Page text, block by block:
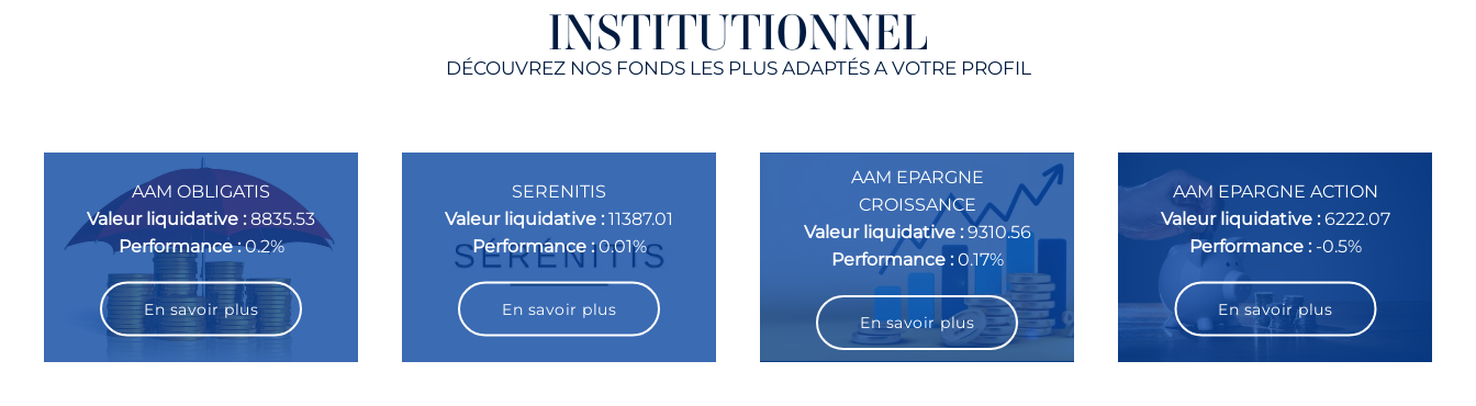
INSTITUTIONNEL
DÉCOUVREZ NOS FONDS LES PLUS ADAPTÉS A VOTRE PROFIL
AAM OBLIGATIS
Valeur liquidative : 8835.53
Performance : 0.2%
En savoir plus
SERENITIS
Valeur liquidative : 11387.01
Performance : 0.01%
En savoir plus
AAM EPARGNE
CROISSANCE
Valeur liquidative : 9310.56
Performance : 0.17%
En savoir plus
AAM EPARGNE ACTION
Valeur liquidative : 6222.07
Performance : -0.5%
En savoir plus